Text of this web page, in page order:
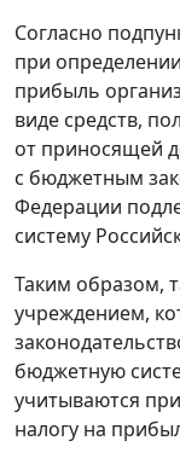
Согласно
при
прибыль
виде средств,
от приносящей
с бюджетным
Федерации
систему
Таким образом,
учреждением,
бюджетную
учитываются
налогу на